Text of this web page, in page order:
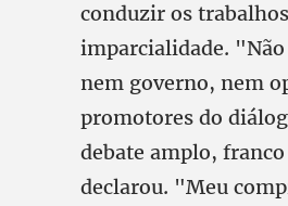
conduzir os
imparcialidade. "Não
nem governo, nem
promotores do
debate amplo,
declarou. "Meu